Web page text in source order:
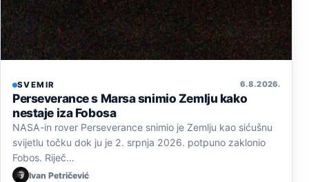
SVEMIR 6. 8. 2026.
Perseverance s Marsa snimio Zemlju kako
nestaje iza Fobosa
NASA-in rover Perseverance snimio je Zemlju kao sićušnu
svijetlu točku dok ju je 2. srpnja 2026. potpuno zaklonio
Fobos. Riječ…
Ivan Petričević